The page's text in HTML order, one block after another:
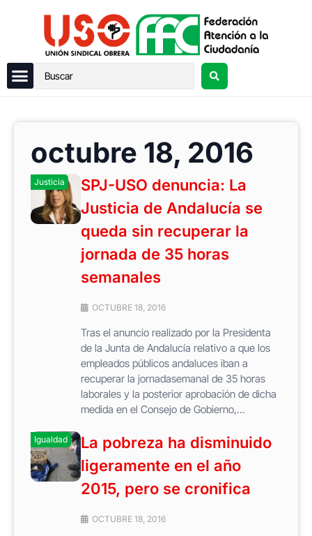
octubre 18, 2016
Justicia
SPJ-USO denuncia: La
Justicia de Andalucía se
queda sin recuperar la
jornada de 35 horas
semanales
OCTUBRE 18, 2016
Tras el anuncio realizado por la Presidenta
de la Junta de Andalucía relativo a que los
empleados públicos andaluces iban a
recuperar la jornadasemanal de 35 horas
laborales y la posterior aprobación de dicha
medida en el Consejo de Gobierno,...
Igualdad
La pobreza ha disminuido
ligeramente en el año
2015, pero se cronifica
OCTUBRE 18, 2016